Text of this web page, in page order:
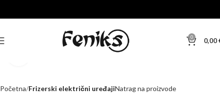
0 0,00
Početna Frizerski električni uređajiNatrag na proizvode